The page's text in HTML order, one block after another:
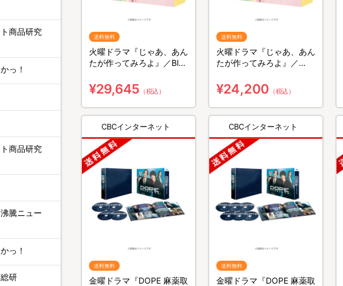
送料無料
火曜ドラマ『じゃあ、あん
たが作ってみろよ』／Blu-
組）
¥29,645 （税込）
送料無料
火曜ドラマ『じゃあ、あん
たが作ってみろよ』／
枚組）
¥24,200 （税込）
CBCインターネット
送料無料
金曜ドラマ『DOPE 麻薬取
CBCインターネット
送料無料
金曜ドラマ『DOPE 麻薬取
商品研究
っ！
商品研究
騰ニュー
っ！
研